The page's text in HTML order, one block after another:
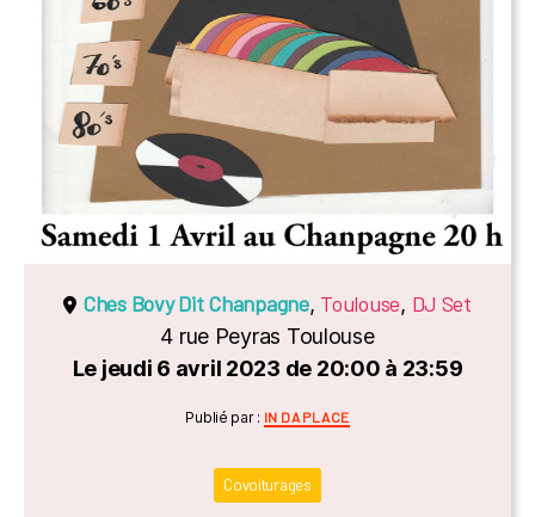
Ches Bovy Dit Chanpagne, Toulouse, DJ Set
4 rue Peyras Toulouse
Le jeudi 6 avril 2023 de 20:00 à 23:59
Catégories
Publié par : IN DA PLACE
Covoiturages